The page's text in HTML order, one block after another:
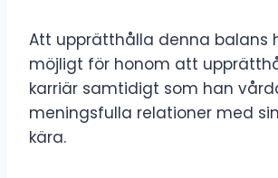
Att upprätthålla denna balans
möjligt för honom att
karriär samtidigt som han
meningsfulla relationer med
kära.